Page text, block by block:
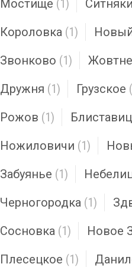
Мостище (1) Ситняки
Короловка (1)
Звонково (1)
Дружня (1) Грузское
Рожов (1)
Ножиловичи (1)
Забуянье (1)
Черногородка (1)
Сосновка (1) Новое
Плесецкое (1)